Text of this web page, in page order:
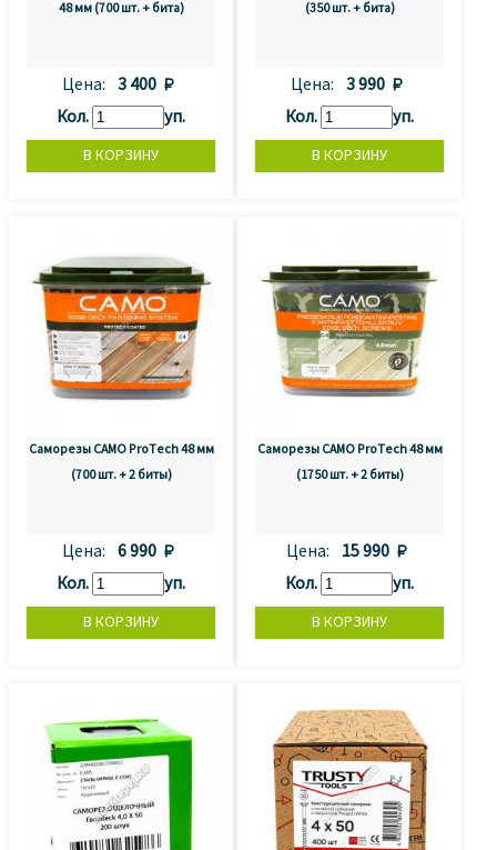
48 мм (700 шт. + бита)
Цена:
3 400 
Кол.
уп.
(350 шт. + бита)
Цена:
3 990 
Кол.
уп.
Саморезы CAMO ProTech 48 мм
(700 шт. + 2 биты)
Цена:
6 990 
Кол.
уп.
Саморезы CAMO ProTech 48 мм
(1750 шт. + 2 биты)
Цена:
15 990 
Кол.
уп.